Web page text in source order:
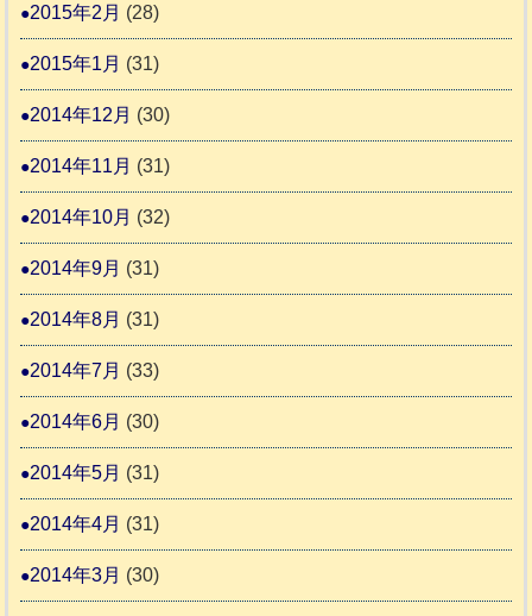
2015年2月 (28)
2015年1月 (31)
2014年12月 (30)
2014年11月 (31)
2014年10月 (32)
2014年9月 (31)
2014年8月 (31)
2014年7月 (33)
2014年6月 (30)
2014年5月 (31)
2014年4月 (31)
2014年3月 (30)